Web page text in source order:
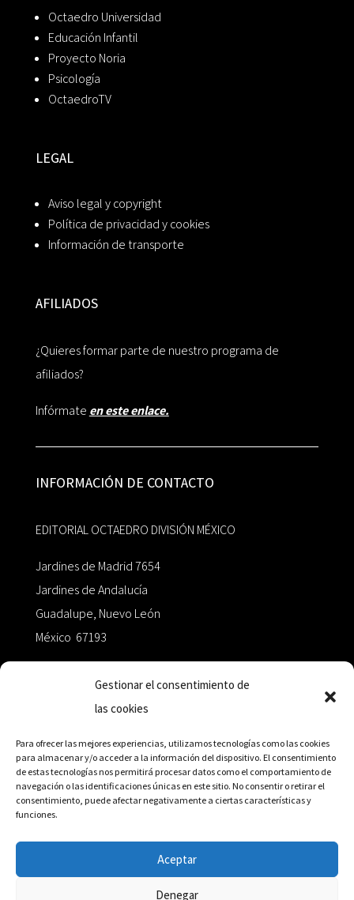
Gestionar el consentimiento de
las cookies
Para ofrecer las mejores experiencias, utilizamos tecnologías como las cookies
para almacenar y/o acceder a la información del dispositivo. El consentimiento
de estas tecnologías nos permitirá procesar datos como el comportamiento de
navegación o las identificaciones únicas en este sitio. No consentir o retirar el
consentimiento, puede afectar negativamente a ciertas características y
funciones.
Aceptar
Denegar
Octaedro Universidad
Educación Infantil
Proyecto Noria
Psicología
OctaedroTV
LEGAL
Aviso legal y copyright
Política de privacidad y cookies
Información de transporte
AFILIADOS
¿Quieres formar parte de nuestro programa de
afiliados?
Infórmate en este enlace.
INFORMACIÓN DE CONTACTO
EDITORIAL OCTAEDRO DIVISIÓN MÉXICO
Jardines de Madrid 7654
Jardines de Andalucía
Guadalupe, Nuevo León
México 67193
+52 811.499.5638
RED DE DISTRIBUCIÓN